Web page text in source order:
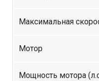
Максимальная
Мотор
Мощность мотора